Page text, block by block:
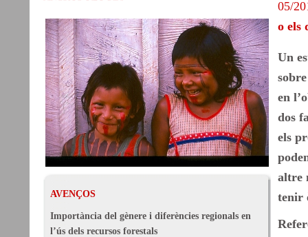
AVENÇOS
Importància del gènere i diferències regionals en
l’ús dels recursos forestals
05/
o els
Un
en
dos
els
altre
tenir